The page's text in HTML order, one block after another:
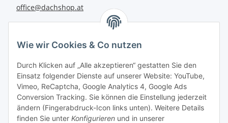
office@dachshop.at
Informationen
Wie wir Cookies & Co nutzen
Durch Klicken auf „Alle akzeptieren“ gestatten Sie den
Einsatz folgender Dienste auf unserer Website: YouTube,
Vimeo, ReCaptcha, Google Analytics 4, Google Ads
Conversion Tracking. Sie können die Einstellung jederzeit
ändern (Fingerabdruck-Icon links unten). Weitere Details
finden Sie unter Konfigurieren und in unserer